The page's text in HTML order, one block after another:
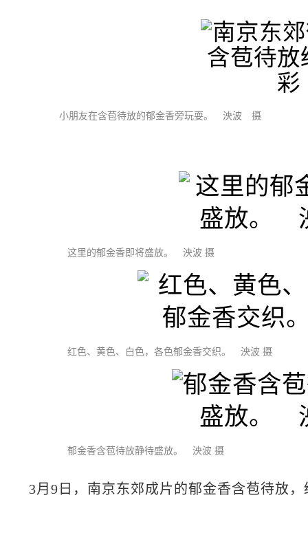
小朋友在含苞待放的郁金香旁玩耍。 泱波 摄
这里的郁金香即将盛放。 泱波 摄
红色、黄色、白色，各色郁金香交织。 泱波 摄
郁金香含苞待放静待盛放。 泱波 摄
3月9日，南京东郊成片的郁金香含苞待放，